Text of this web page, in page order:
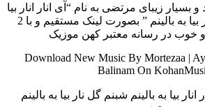
بسیار زیبای مرتضی به نام “آی انار انار بیا
به بالینم شبنم گل نار بیا به بالینم ” بصورت لینک مستقیم و با 2
خوب در رسانه معتبر کهن موزیک
Download New Music By Mortezaa |
Balinam On